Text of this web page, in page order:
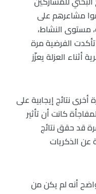
مشاعرهم على
مستوى النشاط،
الفرضية مرة
أثناء العزلة يعزّز
أخرى نتائج إيجابية على
كانت أن تأثير
قد حقق نتائج
عن الذكريات
أنه لم يكن من